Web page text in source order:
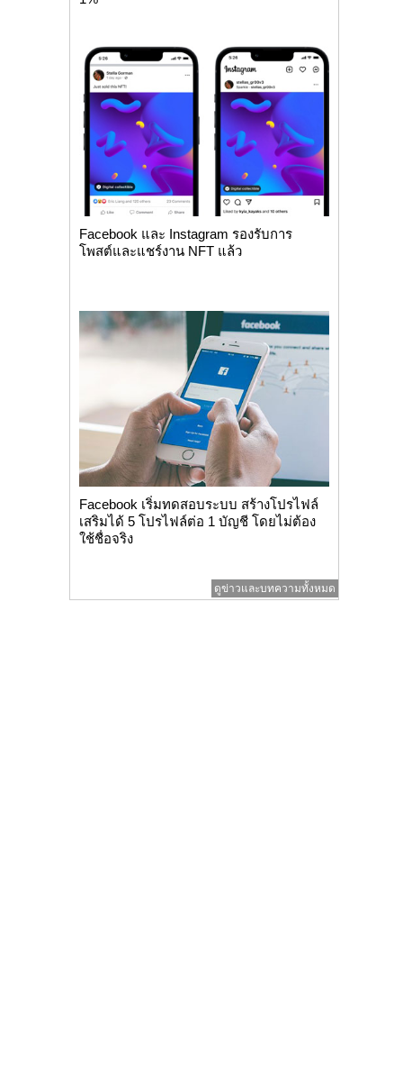
Facebook และ Instagram รองรับการ
โพสต์และแชร์งาน NFT แล้ว
Facebook เริ่มทดสอบระบบ สร้างโปรไฟล์
เสริมได้ 5 โปรไฟล์ต่อ 1 บัญชี โดยไม่ต้อง
ใช้ชื่อจริง
ดูข่าวและบทความทั้งหมด